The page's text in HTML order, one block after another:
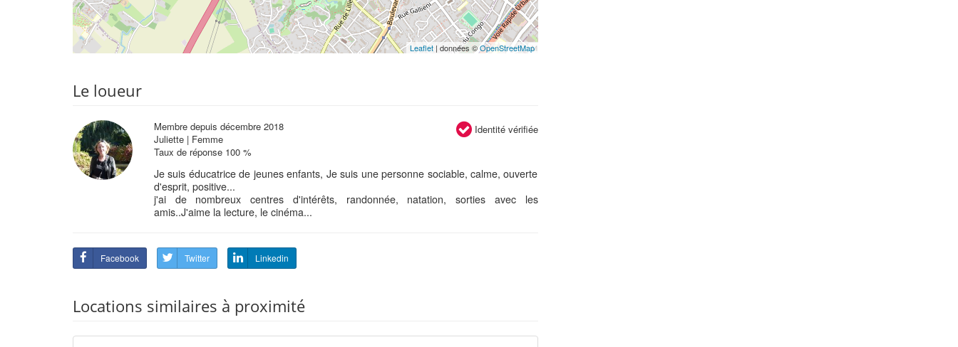
Leaflet| données ©OpenStreetMap
Le loueur
Identité vérifiée
Membre depuis décembre 2018
Juliette | Femme
Taux de réponse 100 %
Je suis éducatrice de jeunes enfants, Je suis une personne sociable, calme, ouverte
d'esprit, positive...
j'ai de nombreux centres d'intérêts, randonnée, natation, sorties avec les
amis..J'aime la lecture, le cinéma...
Facebook Twitter Linkedin
Locations similaires à proximité